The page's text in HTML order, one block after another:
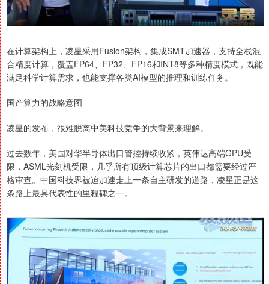
在计算架构上，凌星采用Fusion架构，集成SMT加速器，支持全栈混
合精度计算，覆盖FP64、FP32、FP16和INT8等多种精度模式，既能
满足科学计算需求，也能支撑各类AI模型的推理和训练任务。
国产算力的战略意图
凌星的发布，很难脱离中美科技竞争的大背景来理解。
过去数年，美国对华半导体出口管控持续收紧，英伟达高端GPU受
限，ASML光刻机受限，几乎所有顶级计算芯片的出口都需要经过严
格审查。中国科技界被迫加速走上一条自主研发的道路，凌星正是这
条路上最具代表性的里程碑之一。